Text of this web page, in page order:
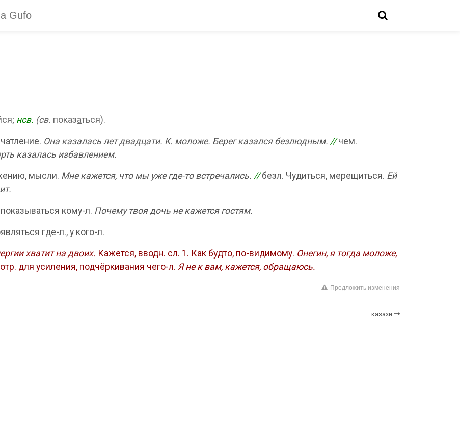
нсв. (св. показаться).
Она казалась лет двадцати. К. моложе. Берег казался безлюдным. //чем.
казалась избавлением.
мысли. Мне кажется, что мы уже где-то встречались. //безл. Чудиться, мерещиться. Ей
кому-л. Почему твоя дочь не кажется гостям.
где-л., у кого-л.
хватит на двоих. Кажется, вводн. сл. 1. Как будто, по-видимому. Онегин, я тогда моложе,
для усиления, подчёркивания чего-л. Я не к вам, кажется, обращаюсь.
Предложить изменения
казахи